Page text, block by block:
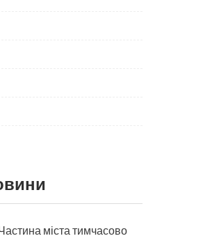
міста тимчасово